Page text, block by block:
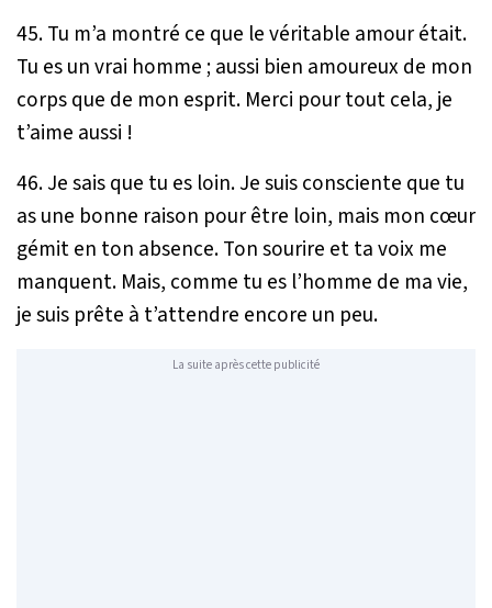
45. Tu m’a montré ce que le véritable amour était.
Tu es un vrai homme ; aussi bien amoureux de mon
corps que de mon esprit. Merci pour tout cela, je
t’aime aussi !
46. Je sais que tu es loin. Je suis consciente que tu
as une bonne raison pour être loin, mais mon cœur
gémit en ton absence. Ton sourire et ta voix me
manquent. Mais, comme tu es l’homme de ma vie,
je suis prête à t’attendre encore un peu.
La suite après cette publicité